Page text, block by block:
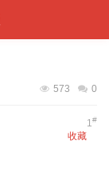
0
573
1#
收藏